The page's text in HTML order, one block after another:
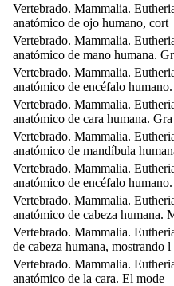
Vertebrado. Mammalia.
anatómico de ojo humano, cort
Vertebrado. Mammalia.
anatómico de mano humana.
Vertebrado. Mammalia.
anatómico de encéfalo humano.
Vertebrado. Mammalia.
anatómico de cara humana. Gra
Vertebrado. Mammalia.
anatómico de mandíbula
Vertebrado. Mammalia.
anatómico de encéfalo humano.
Vertebrado. Mammalia.
anatómico de cabeza humana.
Vertebrado. Mammalia.
de cabeza humana, mostrando l
Vertebrado. Mammalia.
anatómico de la cara. El mode